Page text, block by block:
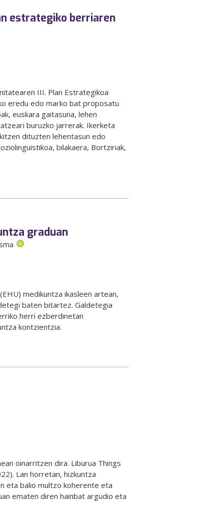
estrategiko berriaren
III. Plan Estrategikoa
eredu edo marko bat proposatu
euskara gaitasuna, lehen
buruzko jarrerak. Ikerketa
dituzten lehentasun edo
bilakaera, Bortziriak,
graduan
medikuntza ikasleen artean,
baten bitartez. Galdetegia
herri ezberdinetan
kontzientzia.
oinarritzen dira. Liburua Things
Lan horretan, hizkuntza
eta balio multzo koherente eta
ematen diren hainbat argudio eta